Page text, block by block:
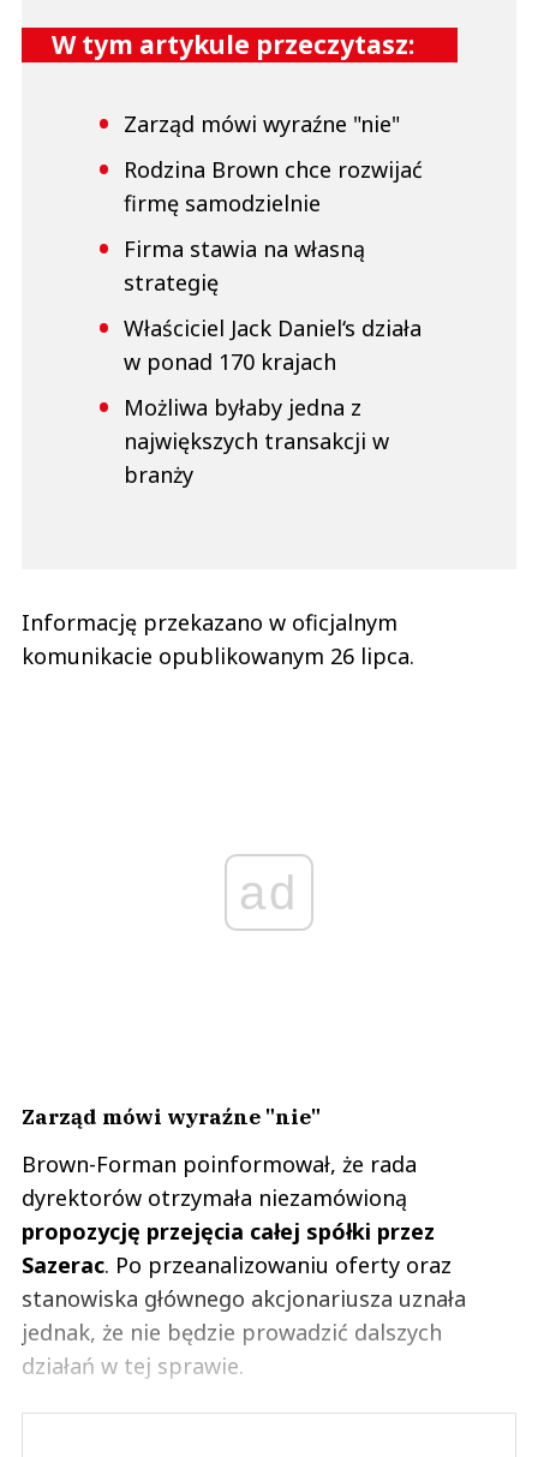
W tym artykule przeczytasz:
Zarząd mówi wyraźne "nie"
Rodzina Brown chce rozwijać
firmę samodzielnie
Firma stawia na własną
strategię
Właściciel Jack Daniel‘s działa
w ponad 170 krajach
Możliwa byłaby jedna z
największych transakcji w
branży
Informację przekazano w oficjalnym
komunikacie opublikowanym 26 lipca.
ad
Zarząd mówi wyraźne "nie"
Brown-Forman poinformował, że rada
dyrektorów otrzymała niezamówioną
propozycję przejęcia całej spółki przez
Sazerac. Po przeanalizowaniu oferty oraz
stanowiska głównego akcjonariusza uznała
jednak, że nie będzie prowadzić dalszych
działań w tej sprawie.